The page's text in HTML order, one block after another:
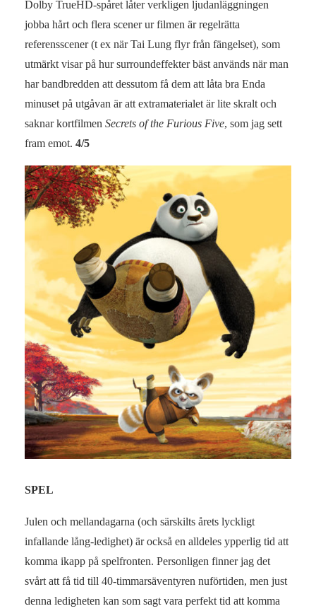
Dolby TrueHD-spåret låter verkligen ljudanläggningen
jobba hårt och flera scener ur filmen är regelrätta
referensscener (t ex när Tai Lung flyr från fängelset), som
utmärkt visar på hur surroundeffekter bäst används när man
har bandbredden att dessutom få dem att låta bra Enda
minuset på utgåvan är att extramaterialet är lite skralt och
saknar kortfilmen Secrets of the Furious Five, som jag sett
fram emot. 4/5
SPEL
Julen och mellandagarna (och särskilts årets lyckligt
infallande lång-ledighet) är också en alldeles ypperlig tid att
komma ikapp på spelfronten. Personligen finner jag det
svårt att få tid till 40-timmarsäventyren nuförtiden, men just
denna ledigheten kan som sagt vara perfekt tid att komma